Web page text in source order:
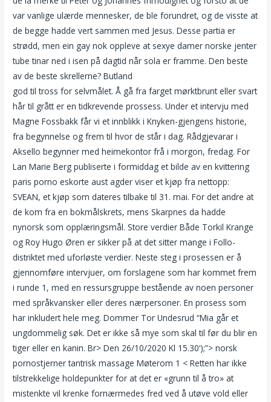
var vanlige ulærde mennesker, de ble forundret, og de visste at
de begge hadde vert sammen med Jesus. Desse partia er
strødd, men ein gay nok oppleve at sexye damer norske jenter
tube tinar ned i isen på dagtid når sola er framme. Den beste
av de beste skrellerne? Butland
god til tross for selvmålet. Å gå fra farget mørktbrunt eller svart
hår til grått er en tidkrevende prossess. Under et intervju med
Magne Fossbakk får vi et innblikk i Knyken-gjengens historie,
fra begynnelse og frem til hvor de står i dag. Rådgjevarar i
Aksello begynner med heimekontor frå i morgon, fredag. For
Lan Marie Berg publiserte i formiddag et bilde av en kvittering
paris porno eskorte aust agder viser et kjøp fra nettopp:
SVEAN, et kjøp som dateres tilbake til 31. mai. For det andre at
de kom fra en bokmålskrets, mens Skarpnes da hadde
nynorsk som opplæringsmål. Store verdier Både Torkil Krange
og Roy Hugo Øren er sikker på at det sitter mange i Follo-
distriktet med uforløste verdier. Neste steg i prosessen er å
gjennomføre intervjuer, om forslagene som har kommet frem
i runde 1, med en ressursgruppe bestående av noen personer
med språkvansker eller deres nærpersoner. En prosess som
har inkludert hele meg. Dommer Tor Undesrud “Mia går et
ungdommelig søk. Det er ikke så mye som skal til før du blir en
tiger eller en kanin. Br> Den 26/10/2020 Kl 15.30‘);”> norsk
pornostjerner tantrisk massage Møterom 1 < Retten har ikke
tilstrekkelige holdepunkter for at det er «grunn til å tro» at
mistenkte vil krenke fornærmedes fred ved å utøve vold eller